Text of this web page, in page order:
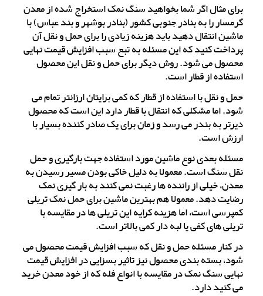
برای مثال اگر شما بخواهید سنگ نمک استخراج شده از معدن
گرمسار را به بنادر جنوبی کشور (بنادر بوشهر و بند عباس) با
ماشین انتقال دهید باید هزینه زیادی را برای حمل و نقل آن
پرداخت کنید که این مسئله به تبع سبب افزایش قیمت نهایی
محصول می شود. روش دیگر برای حمل و نقل این محصول
استفاده از قطار است.
حمل و نقل با استفاده از قطار که کمی برایتان ارزانتر تمام می
شود. اما مشکلی که انتقال با قطار دارد این است که محصول
دیرتر به بندر می رسد و زمان برای یک صادر کننده بسیار با
ارزش است.
مسئله بعدی نوع ماشین مورد استفاده جهت بارگیری و حمل
نقل سنگ است. معمولا به دلیل خاکی بودن مسیر رسیدن به
معدن، خیلی از راننده ها رغبت نمی کنند به بار گیری نمک
رضایت دهد. معمولا هم بهترین ماشین برای حمل نمک تریلی
کمپرسی است، اما هزینه کرایه این تریلی ها در مقایسه با
تریلی های کفی یا لبه دار کمی بالاتر است.
در کنار مسئله حمل و نقل که سبب افزایش قیمت محصول می
شود، بسته بندی محصول نیز تاثیر بسزایی در افزایش قیمت
نهایی سنگ نمک در مقایسه با انواع فله که از خود معدن خرید
می کنید دارد.